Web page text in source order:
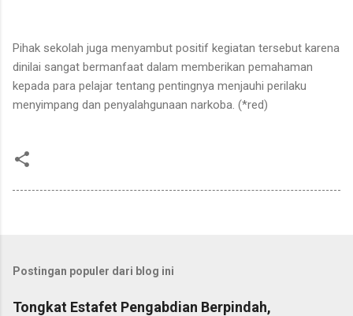
Pihak sekolah juga menyambut positif kegiatan tersebut karena
dinilai sangat bermanfaat dalam memberikan pemahaman
kepada para pelajar tentang pentingnya menjauhi perilaku
menyimpang dan penyalahgunaan narkoba. (*red)
Postingan populer dari blog ini
Tongkat Estafet Pengabdian Berpindah,